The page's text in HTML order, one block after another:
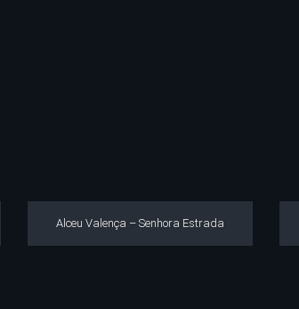
Alceu Valença – Senhora Estrada